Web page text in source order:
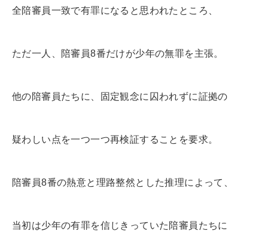
全陪審員一致で有罪になると思われたところ、
ただ一人、陪審員8番だけが少年の無罪を主張。
他の陪審員たちに、固定観念に囚われずに証拠の
疑わしい点を一つ一つ再検証することを要求。
陪審員8番の熱意と理路整然とした推理によって、
当初は少年の有罪を信じきっていた陪審員たちに